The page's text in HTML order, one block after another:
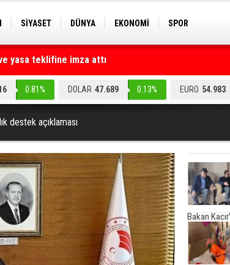
SİYASET DÜNYA EKONOMİ
SPOR
yasa teklifine imza attı
hedef alan akılalmaz tuzak ifşa oldu
0.81% DOLAR 47.689 0.13% EURO 54.983
destek açıklaması
Bakan